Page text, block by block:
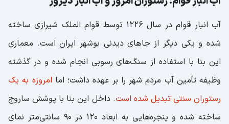
آب انبار قوام در سال ۱۲۲۶ توسط قوام الملک شیرازی ساخته
شده و یکی دیگر از جاهای دیدنی بوشهر ایران است. معماری
این بنا با استفاده از سنگ‌های رسوبی انجام شده و در گذشته
وظیفه تأمین آب مردم شهر را بر عهده داشت؛ اما امروزه به یک
رستوران سنتی تبدیل شده است. داخل این بنا با پوشش ساروج
ساخته شده و پنجره‌هایی به ابعاد ۱۲۰ در ۹۰ سانتی‌متر نمای